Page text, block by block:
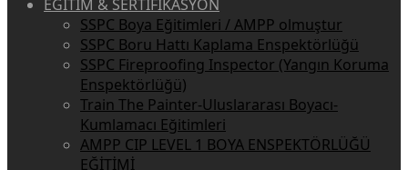
EĞİTİM & SERTİFİKASYON
SSPC Boya Eğitimleri / AMPP olmuştur
SSPC Boru Hattı Kaplama Enspektörlüğü
SSPC Fireproofing Inspector (Yangın Koruma
Enspektörlüğü)
Train The Painter-Uluslararası Boyacı-
Kumlamacı Eğitimleri
AMPP CIP LEVEL 1 BOYA ENSPEKTÖRLÜĞÜ
EĞİTİMİ